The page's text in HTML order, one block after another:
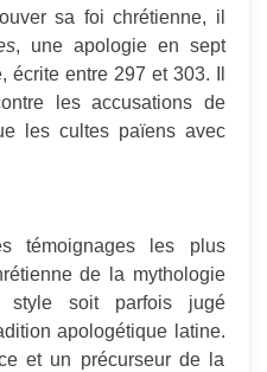
sa foi chrétienne, il
, une apologie en sept
écrite entre 297 et 303. Il
les accusations de
les cultes païens avec
témoignages les plus
de la mythologie
style soit parfois jugé
apologétique latine.
et un précurseur de la